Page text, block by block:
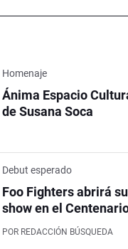
Homenaje
Ánima Espacio
de Susana Soca
Debut esperado
Foo Fighters abrirá
show en el
POR REDACCIÓN BÚSQUEDA